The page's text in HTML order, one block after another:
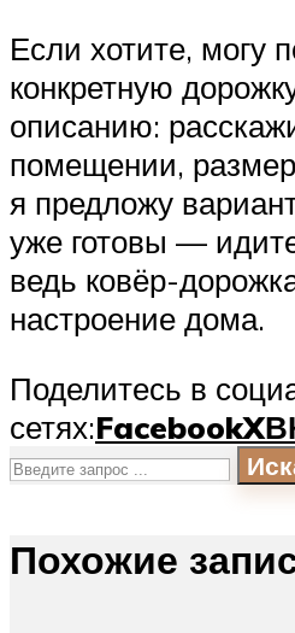
Если хотите, могу
конкретную
описанию:
помещении,
я предложу
уже готовы —
ведь ковёр-
настроение дома.
Поделитесь в
сетях:FacebookX
Похожие